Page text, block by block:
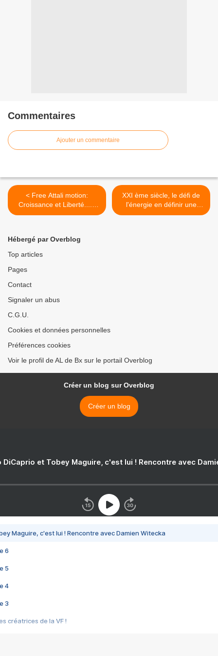
Commentaires
Ajouter un commentaire
< Free Attali motion:
Croissance et Liberté....à
suivre.
XXI ème siècle, le défi de
l'énergie en définir une
politique. >
Hébergé par Overblog
Top articles
Pages
Contact
Signaler un abus
C.G.U.
Cookies et données personnelles
Préférences cookies
Voir le profil de AL de Bx sur le portail Overblog
Créer un blog sur Overblog
Créer un blog
DiCaprio et Tobey Maguire, c'est lui ! Rencontre avec
Maguire, c'est lui ! Rencontre avec Damien Witecka
6
5
4
3
créatrices de la VF !